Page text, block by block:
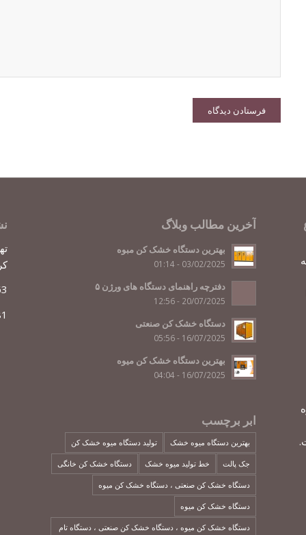
آخرین مطالب وبلاگ
بهترین دستگاه خشک کن مبوه
03/02/2025 - 01:14
دفترچه راهنمای دستگاه های ورژن ۵
20/07/2025 - 12:56
دستگاه خشک کن صنعتی
16/07/2025 - 05:56
بهترین دستگاه خشک کن میوه
16/07/2025 - 04:04
ابر برچسب
بهترین دستگاه میوه خشک تولید دستگاه میوه خشک کن
جک پالت خط تولید میوه خشک دستگاه خشک کن خانگی
دستگاه خشک کن صنعتی ، دستگاه خشک کن میوه
دستگاه خشک کن میوه
دستگاه خشک کن میوه ، دستگاه خشک کن صنعتی ، دستگاه تام